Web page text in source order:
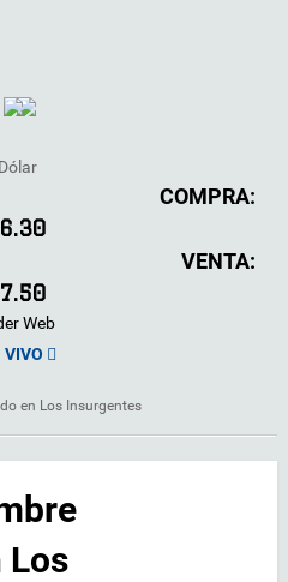
COMPRA:
VENTA:
VIVO
en Los Insurgentes
Los